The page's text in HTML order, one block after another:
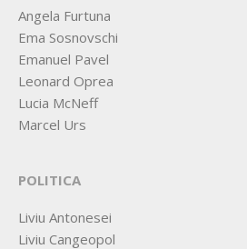
Angela Furtuna
Ema Sosnovschi
Emanuel Pavel
Leonard Oprea
Lucia McNeff
Marcel Urs
POLITICA
Liviu Antonesei
Liviu Cangeopol